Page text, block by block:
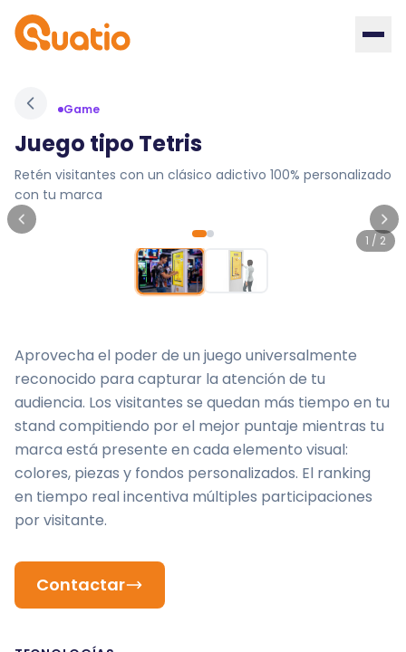
Game
Juego tipo Tetris
Retén visitantes con un clásico adictivo 100% personalizado
con tu marca
1 / 2
Aprovecha el poder de un juego universalmente
reconocido para capturar la atención de tu
audiencia. Los visitantes se quedan más tiempo en tu
stand compitiendo por el mejor puntaje mientras tu
marca está presente en cada elemento visual:
colores, piezas y fondos personalizados. El ranking
en tiempo real incentiva múltiples participaciones
por visitante.
Contactar